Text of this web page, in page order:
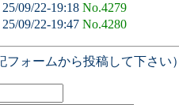
25/09/22-19:18 No.4279
25/09/22-19:47 No.4280
ォームから投稿して下さい）